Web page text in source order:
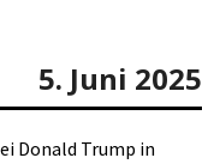
5. Juni 2025
Donald Trump in